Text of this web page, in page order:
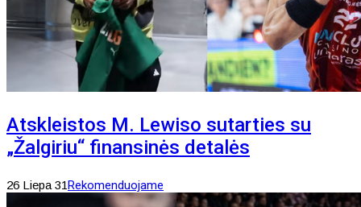
Atskleistos M. Lewiso sutarties su
„Žalgiriu“ finansinės detalės
26 Liepa 31Rekomenduojame